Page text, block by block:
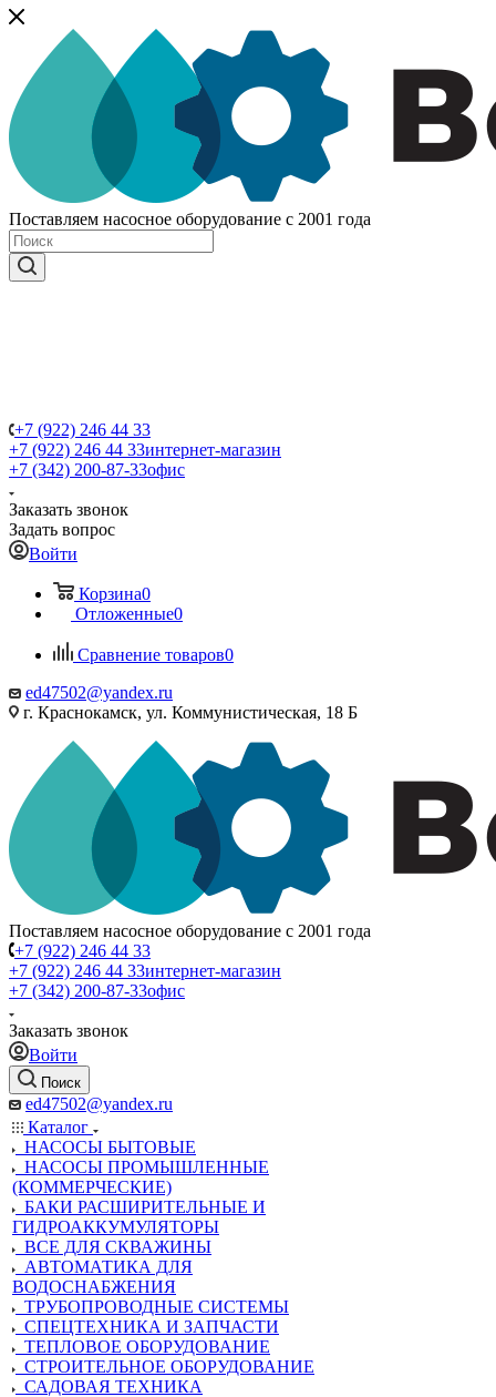
Поставляем насосное оборудование с 2001 года
+7 (922) 246 44 33
+7 (922) 246 44 33интернет-магазин
+7 (342) 200-87-33офис
Заказать звонок
Задать вопрос
Войти
Корзина0
Отложенные0
Сравнение товаров0
ed47502@yandex.ru
г. Краснокамск, ул. Коммунистическая, 18 Б
Поставляем насосное оборудование с 2001 года
+7 (922) 246 44 33
+7 (922) 246 44 33интернет-магазин
+7 (342) 200-87-33офис
Заказать звонок
Войти
Поиск
ed47502@yandex.ru
Каталог
НАСОСЫ БЫТОВЫЕ
НАСОСЫ ПРОМЫШЛЕННЫЕ
(КОММЕРЧЕСКИЕ)
БАКИ РАСШИРИТЕЛЬНЫЕ И
ГИДРОАККУМУЛЯТОРЫ
ВСЕ ДЛЯ СКВАЖИНЫ
АВТОМАТИКА ДЛЯ
ВОДОСНАБЖЕНИЯ
ТРУБОПРОВОДНЫЕ СИСТЕМЫ
СПЕЦТЕХНИКА И ЗАПЧАСТИ
ТЕПЛОВОЕ ОБОРУДОВАНИЕ
СТРОИТЕЛЬНОЕ ОБОРУДОВАНИЕ
САДОВАЯ ТЕХНИКА